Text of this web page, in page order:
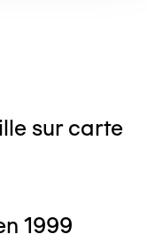
sur carte
1999